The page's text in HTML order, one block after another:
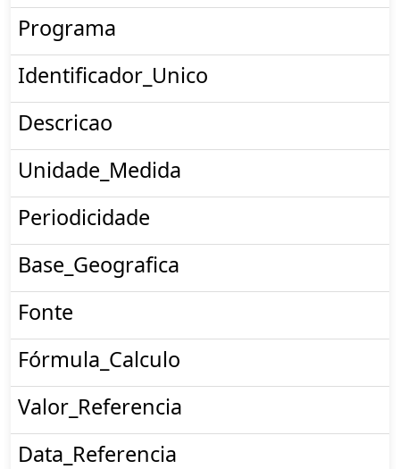
Programa
Identificador_Unico
Descricao
Unidade_Medida
Periodicidade
Base_Geografica
Fonte
Fórmula_Calculo
Valor_Referencia
Data_Referencia